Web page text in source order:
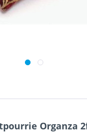
Organza